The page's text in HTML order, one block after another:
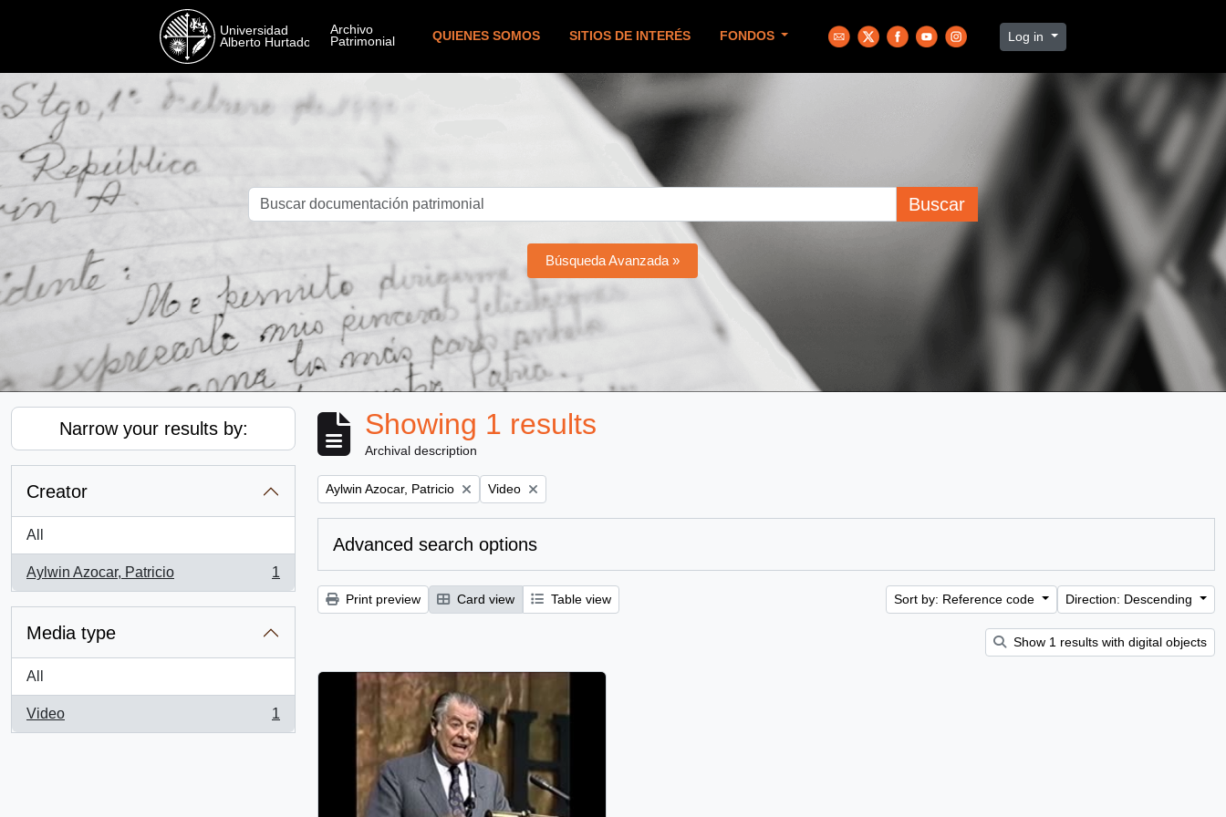
QUIENES SOMOS SITIOS DE INTERÉS FONDOS Log in
Buscar
Búsqueda Avanzada »
Narrow your results by:
Creator
All
Aylwin Azocar, Patricio
, 1 results
1
Media type
All
Video
, 1 results
1
Showing 1 results
Archival description
Remove filter:
Aylwin Azocar, Patricio Remove filter:
Video
Advanced search options
Print preview Card view Table view Sort by: Reference code Direction: Descending
Show 1 results with digital objects